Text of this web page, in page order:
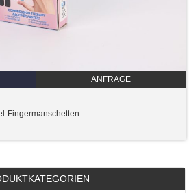
ANFRAGE
Fingermanschetten